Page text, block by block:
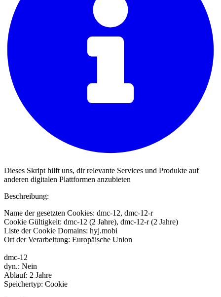
Dieses Skript hilft uns, dir relevante Services und Produkte auf
anderen digitalen Plattformen anzubieten
Beschreibung:
Name der gesetzten Cookies: dmc-12, dmc-12-r
Cookie Gültigkeit: dmc-12 (2 Jahre), dmc-12-r (2 Jahre)
Liste der Cookie Domains: hyj.mobi
Ort der Verarbeitung: Europäische Union
dmc-12
dyn.: Nein
Ablauf: 2 Jahre
Speichertyp: Cookie